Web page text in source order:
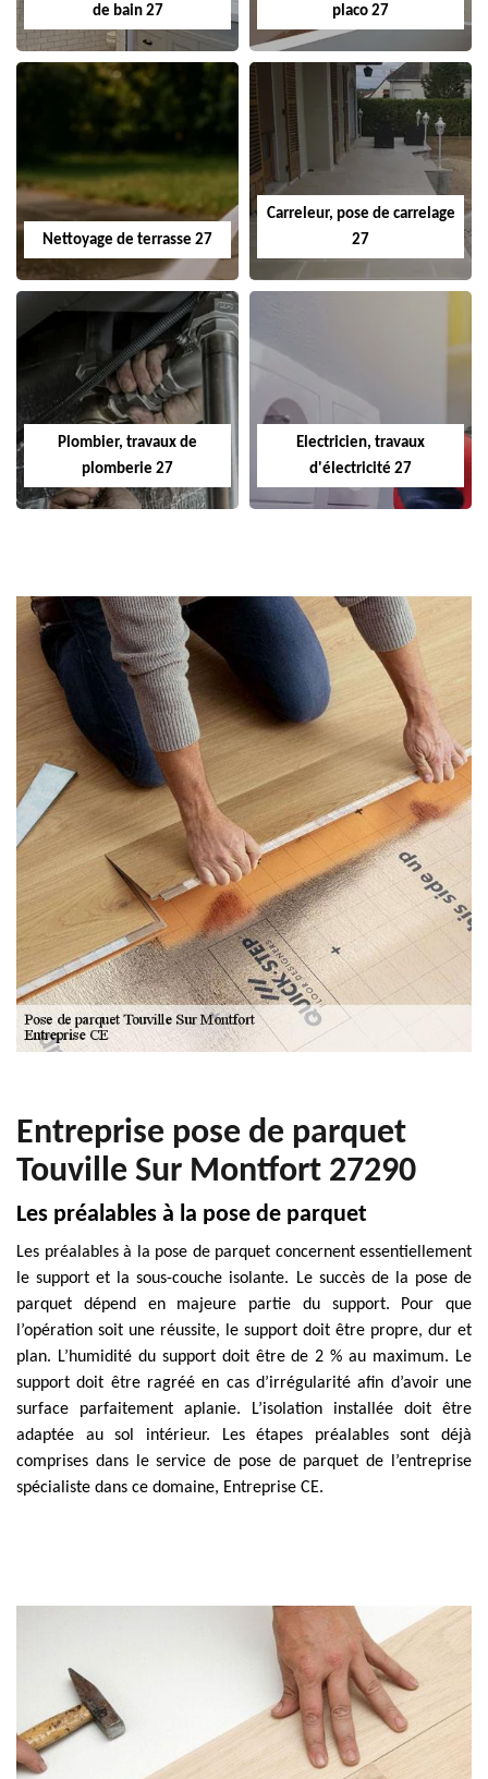
de bain 27
placo 27
Nettoyage de terrasse 27
Carreleur, pose de carrelage
27
Plombier, travaux de
plomberie 27
Electricien, travaux
d'électricité 27
Entreprise pose de parquet
Touville Sur Montfort 27290
Les préalables à la pose de parquet
Les préalables à la pose de parquet concernent essentiellement
le support et la sous-couche isolante. Le succès de la pose de
parquet dépend en majeure partie du support. Pour que
l’opération soit une réussite, le support doit être propre, dur et
plan. L’humidité du support doit être de 2 % au maximum. Le
support doit être ragréé en cas d’irrégularité afin d’avoir une
surface parfaitement aplanie. L’isolation installée doit être
adaptée au sol intérieur. Les étapes préalables sont déjà
comprises dans le service de pose de parquet de l’entreprise
spécialiste dans ce domaine, Entreprise CE.